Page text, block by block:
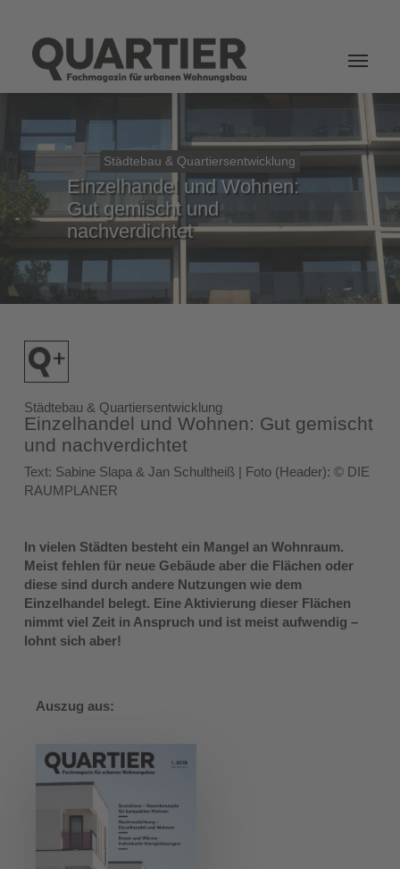
Städtebau & Quartiersentwicklung
Einzelhandel und Wohnen:
Gut gemischt und
nachverdichtet
Städtebau & Quartiersentwicklung
Einzelhandel und Wohnen: Gut gemischt
und nachverdichtet
Text: Sabine Slapa & Jan Schultheiß | Foto (Header): © DIE
RAUMPLANER
In vielen Städten besteht ein Mangel an Wohnraum.
Meist fehlen für neue Gebäude aber die Flächen oder
diese sind durch andere Nutzungen wie dem
Einzelhandel belegt. Eine Aktivierung dieser Flächen
nimmt viel Zeit in Anspruch und ist meist aufwendig –
lohnt sich aber!
Auszug aus: